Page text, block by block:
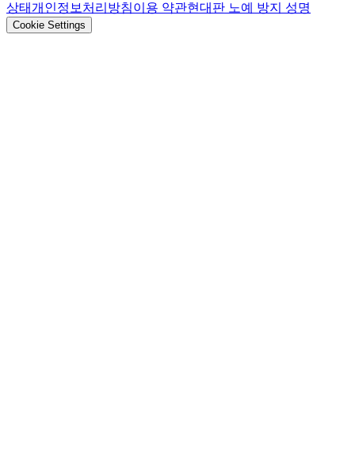
상태개인정보처리방침이용 약관현대판 노예 방지 성명
Cookie Settings